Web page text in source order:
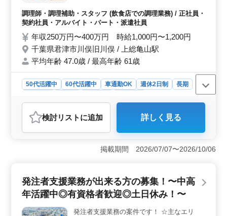
経験者優遇 ＊車通勤OK ＊週休2日 今まで培
ってきた経験を若手に教えていきませんか？
軽にお問い合わせください。
調理師・調理補助・スタッフ (飲食店での調理業務) / 正社員・
契約社員・アルバイト・パート・派遣社員
年収250万円〜400万円 時給1,000円〜1,200円
千葉県君津市川俣旧川俣 / 上総亀山駅
平均年齢 47.0歳 / 最高年齢 61歳
50代活躍中 60代活躍中 車通勤OK 週休2日制
長期
調理師・調理補助・スタッフ
おすすめポイント
＜経験者募集＞ 調理経験3年以上の方に最適な求人で
す。あなたの技術を活かせ、若手に指導することもでき
ます。経験豊富な方にとって理想的な職場環境で
方ができるのも魅力です。 ＜週休2日制＞ プライベ
ートを大切にできる週休2日制。仕事とプライベートのメ
検討リスト に追加 詳しく見る
掲載期間 2026/07/07〜2026/10/06
発注者支援業務が出来る方の募集！〜中高
年活躍中◎有資格者歓迎◎土日休み！〜
発注者支援業務の案件です！ ☆主なエリ